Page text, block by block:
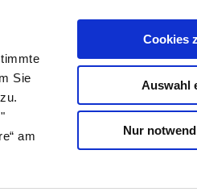
Sie
am
Cookies
Auswahl
Nur
Über uns